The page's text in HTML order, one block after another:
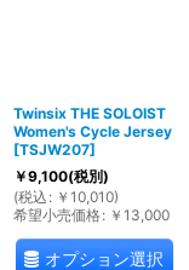
Twinsix THE SOLOIST
Women's Cycle Jersey
[TSJW207]
￥9,100(税別)
(税込 : ￥ 10,010)
希望小売価格: ￥ 13,000
オプション選択